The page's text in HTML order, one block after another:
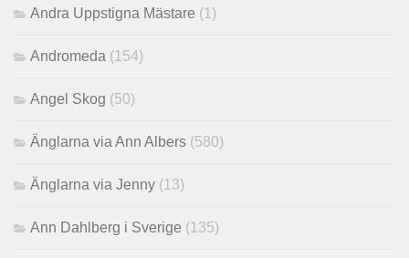
Andra Uppstigna Mästare (1)
Andromeda (154)
Angel Skog (50)
Änglarna via Ann Albers (580)
Änglarna via Jenny (13)
Ann Dahlberg i Sverige (135)